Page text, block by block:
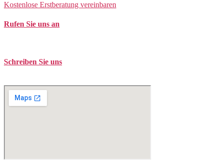
Kostenlose Erstberatung vereinbaren
Rufen Sie uns an
Schreiben Sie uns